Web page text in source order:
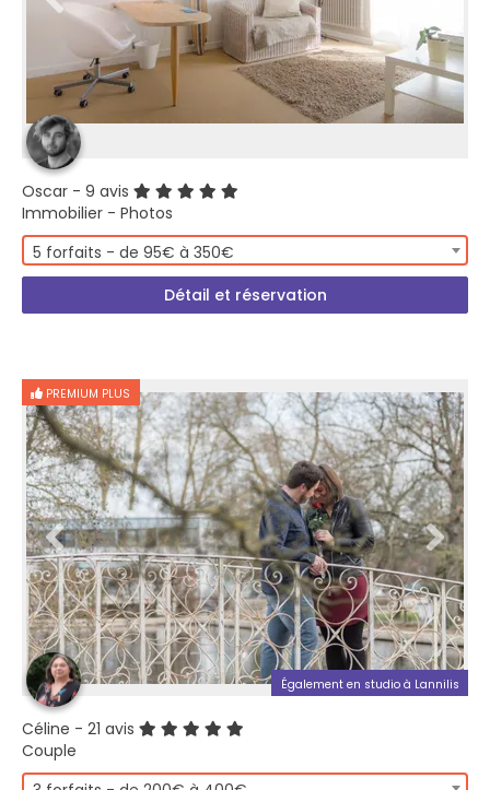
Oscar - 9 avis
Immobilier - Photos
5 forfaits - de 95€ à 350€
Détail et réservation
PREMIUM PLUS
Également en studio à Lannilis
Céline - 21 avis
Couple